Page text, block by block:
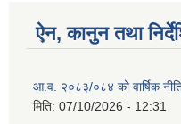
ऐन, कानुन तथा
आ.व. २०८३/०८४ को वार्षिक
मिति: 07/10/2026 - 12:31